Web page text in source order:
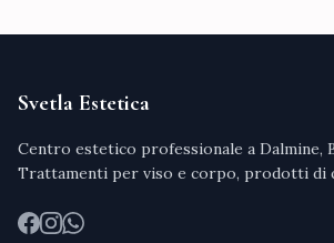
Svetla Estetica
Centro estetico professionale a Dalmine,
Trattamenti per viso e corpo, prodotti di